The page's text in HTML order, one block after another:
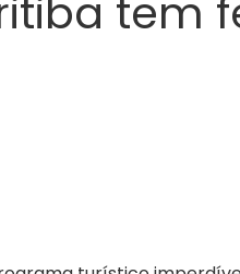
tem